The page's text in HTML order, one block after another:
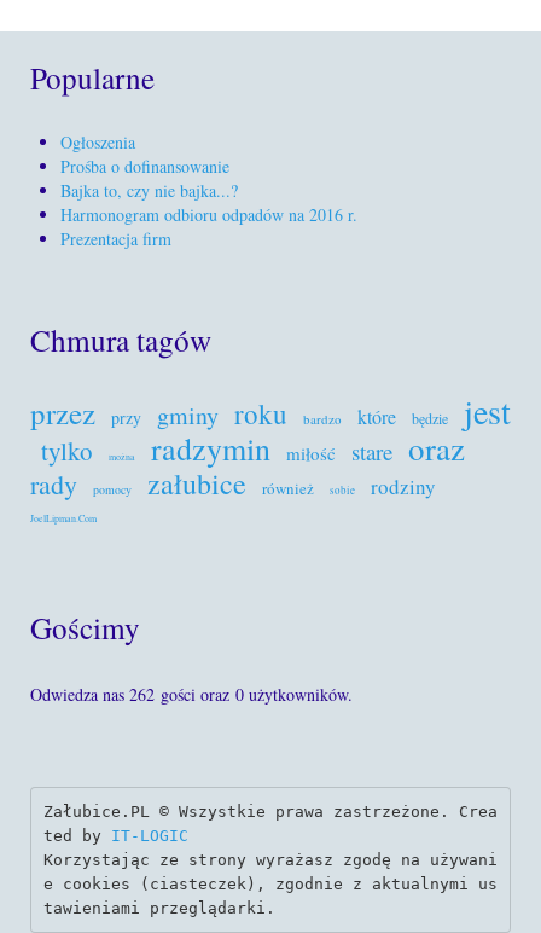
Popularne
Ogłoszenia
Prośba o dofinansowanie
Bajka to, czy nie bajka...?
Harmonogram odbioru odpadów na 2016 r.
Prezentacja firm
Chmura tagów
przez przy gminy roku bardzo które będzie jest
tylko można radzymin miłość stare oraz
rady pomocy załubice również sobie rodziny
JoelLipman.Com
Gościmy
Odwiedza nas 262 gości oraz 0 użytkowników.
Załubice.PL © Wszystkie prawa zastrzeżone. Crea
ted by IT-LOGIC
Korzystając ze strony wyrażasz zgodę na używani
e cookies (ciasteczek), zgodnie z aktualnymi us
tawieniami przeglądarki.